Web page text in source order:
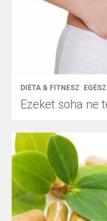
DIÉTA & FITNESZ
Ezeket soha ne